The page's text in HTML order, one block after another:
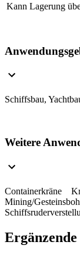
Kann Lagerung
Schiffsbau,
Weitere
Containerkräne
Mining/